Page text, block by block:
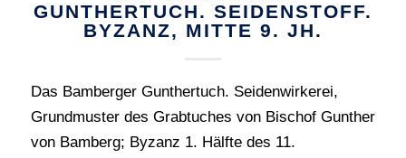
GUNTHERTUCH. SEIDENSTOFF.
BYZANZ, MITTE 9. JH.
Das Bamberger Gunthertuch. Seidenwirkerei,
Grundmuster des Grabtuches von Bischof Gunther
von Bamberg; Byzanz 1. Hälfte des 11.